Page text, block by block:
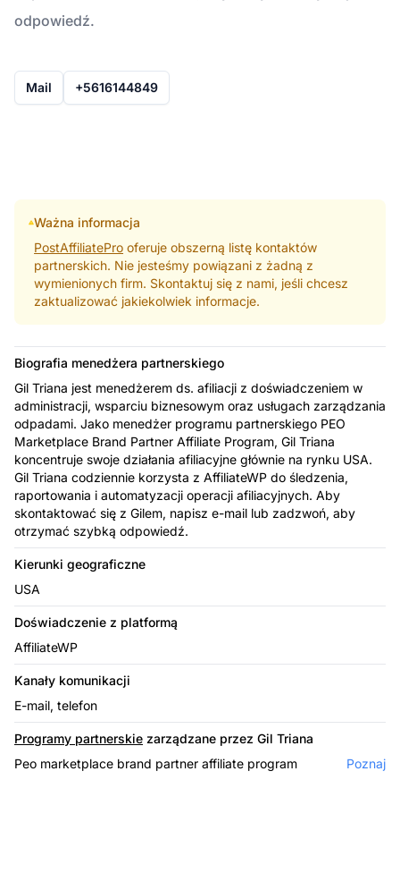
odpowiedź.
Mail +5616144849
Ważna informacja
PostAffiliatePro oferuje obszerną listę kontaktów
partnerskich. Nie jesteśmy powiązani z żadną z
wymienionych firm. Skontaktuj się z nami, jeśli chcesz
zaktualizować jakiekolwiek informacje.
Biografia menedżera partnerskiego
Gil Triana jest menedżerem ds. afiliacji z doświadczeniem w
administracji, wsparciu biznesowym oraz usługach zarządzania
odpadami. Jako menedżer programu partnerskiego PEO
Marketplace Brand Partner Affiliate Program, Gil Triana
koncentruje swoje działania afiliacyjne głównie na rynku USA.
Gil Triana codziennie korzysta z AffiliateWP do śledzenia,
raportowania i automatyzacji operacji afiliacyjnych. Aby
skontaktować się z Gilem, napisz e-mail lub zadzwoń, aby
otrzymać szybką odpowiedź.
Kierunki geograficzne
USA
Doświadczenie z platformą
AffiliateWP
Kanały komunikacji
E-mail, telefon
Programy partnerskie zarządzane przez Gil Triana
Peo marketplace brand partner affiliate program
Poznaj